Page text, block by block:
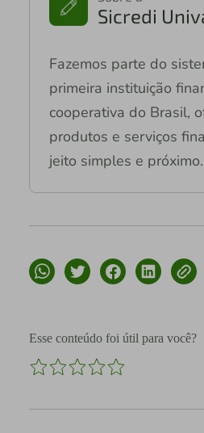
Sicredi
Fazemos parte do
primeira instituição
cooperativa do Brasil,
produtos e serviços
jeito simples e próximo.
Esse conteúdo foi útil para você?